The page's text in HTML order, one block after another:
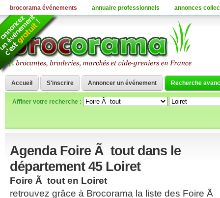
Accueil S'inscrire Annoncer un événement Recherche
Affiner votre recherche :
Agenda Foire Ã tout dans le
département 45 Loiret
Foire Ã tout en Loiret
retrouvez grâce à Brocorama la liste des Foire Ã
brocorama événements annuaire professionnels annonces